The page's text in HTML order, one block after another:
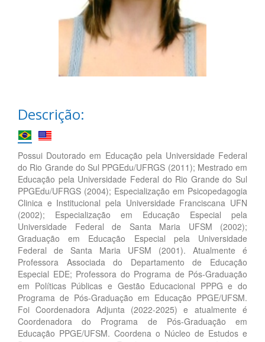
Descrição:
Possui Doutorado em Educação pela Universidade Federal
do Rio Grande do Sul PPGEdu/UFRGS (2011); Mestrado em
Educação pela Universidade Federal do Rio Grande do Sul
PPGEdu/UFRGS (2004); Especialização em Psicopedagogia
Clinica e Institucional pela Universidade Franciscana UFN
(2002); Especialização em Educação Especial pela
Universidade Federal de Santa Maria UFSM (2002);
Graduação em Educação Especial pela Universidade
Federal de Santa Maria UFSM (2001). Atualmente é
Professora Associada do Departamento de Educação
Especial EDE; Professora do Programa de Pós-Graduação
em Políticas Públicas e Gestão Educacional PPPG e do
Programa de Pós-Graduação em Educação PPGE/UFSM.
Foi Coordenadora Adjunta (2022-2025) e atualmente é
Coordenadora do Programa de Pós-Graduação em
Educação PPGE/UFSM. Coordena o Núcleo de Estudos e